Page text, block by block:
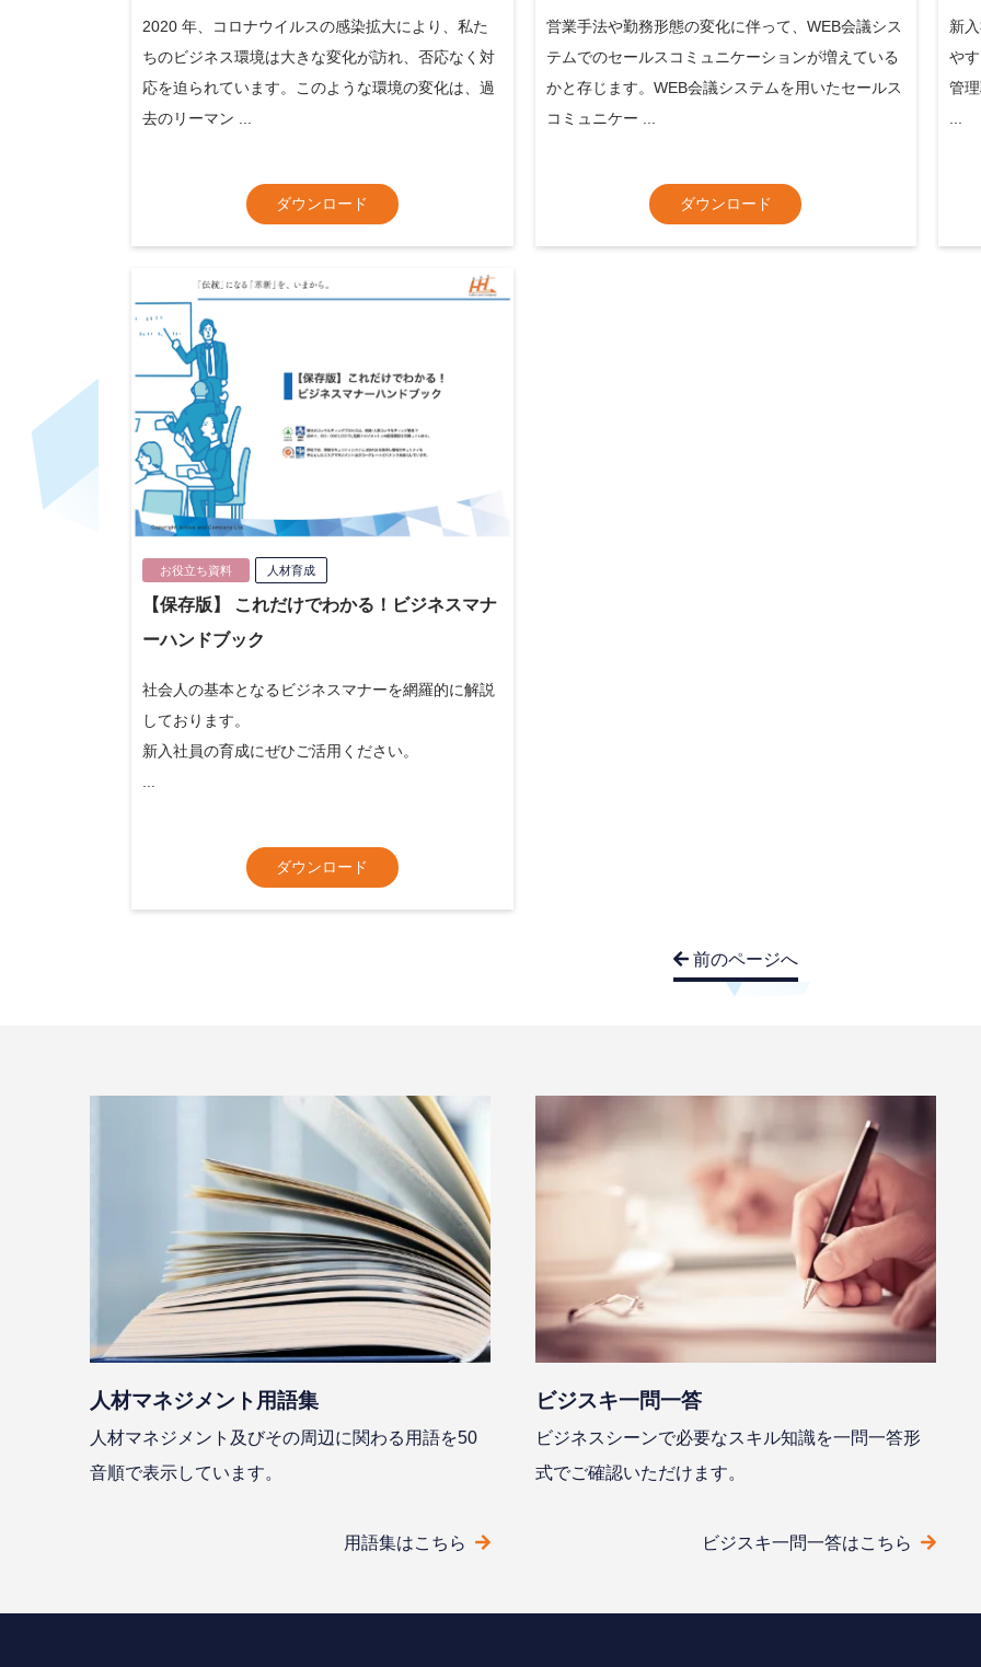
2020 年、コロナウイルスの感染拡大により、私た
ちのビジネス環境は大きな変化が訪れ、否応なく対
応を迫られています。このような環境の変化は、過
去のリーマン ...
ダウンロード
営業手法や勤務形態の変化に伴って、WEB会議シス
テムでのセールスコミュニケーションが増えている
かと存じます。WEB会議システムを用いたセールス
コミュニケー ...
ダウンロード
新
や
管
お役立ち資料 人材育成
【保存版】 これだけでわかる！ビジネスマナ
ーハンドブック
社会人の基本となるビジネスマナーを網羅的に解説
しております。
新入社員の育成にぜひご活用ください。
ダウンロード
前のページへ
⼈材マネジメント⽤語集
⼈材マネジメント及びその周辺に関わる⽤語を50
⾳順で表⽰しています。
⽤語集はこちら
ビジスキ⼀問⼀答
ビジネスシーンで必要なスキル知識を⼀問⼀答形
式でご確認いただけます。
ビジスキ⼀問⼀答はこちら